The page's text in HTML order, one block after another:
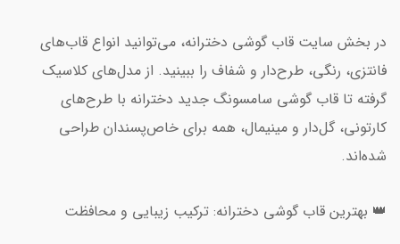
در بخش سایت قاب گوشی دخترانه، می‌توانید انواع قاب‌های
فانتزی، رنگی، طرح‌دار و شفاف را ببینید. از مدل‌های کلاسیک
گرفته تا قاب گوشی سامسونگ جدید دخترانه با طرح‌های
کارتونی، گل‌دار و مینیمال، همه برای خاص‌پسندان طراحی
شده‌اند.
👑 بهترین قاب گوشی دخترانه: ترکیب زیبایی و محافظت